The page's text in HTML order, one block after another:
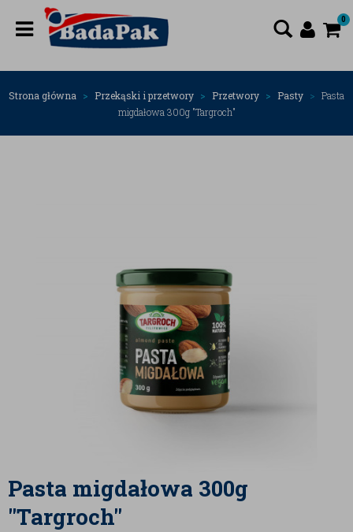
0
Strona główna Przekąski i przetwory Przetwory Pasty
Pasta
migdałowa 300g "Targroch"
Pasta migdałowa 300g
"Targroch"